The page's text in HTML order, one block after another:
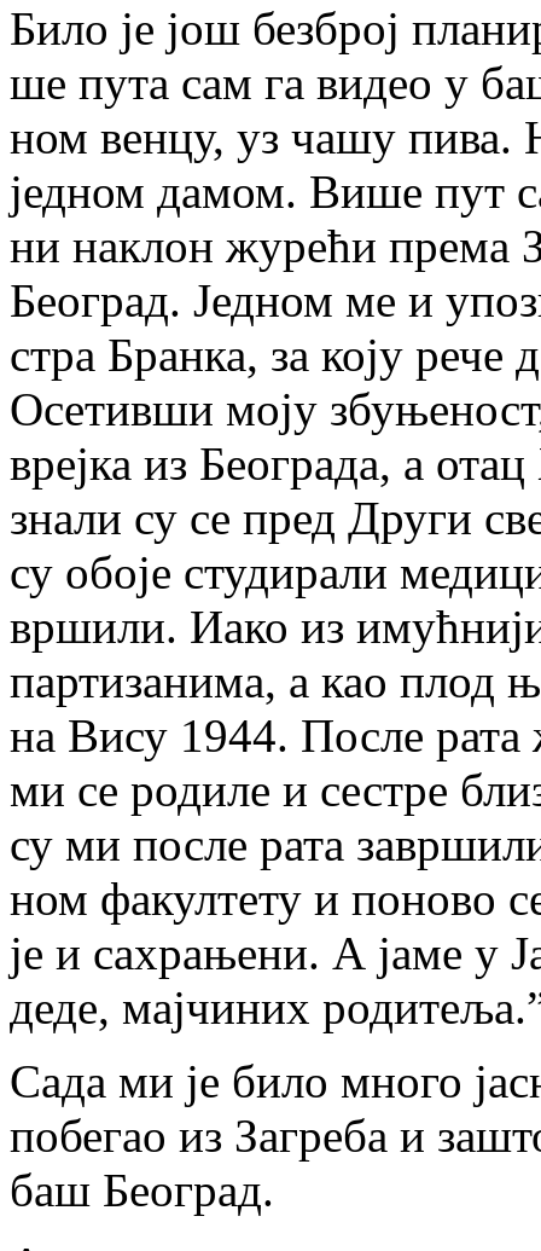
Би­ло је још без­број
ше пу­та сам га ви­део у
ном вен­цу, уз ча­шу пи­ва.
јед­ном да­мом. Ви­ше пут
ни на­клон жу­ре­ћи пре­ма
Бе­о­град. Јед­ном ме и
стра Бран­ка, за ко­ју ре­че
Осе­тив­ши мо­ју
вреј­ка из Бе­о­гра­да, а
зна­ли су се пред Дру­ги
су обо­је сту­ди­ра­ли
вр­ши­ли. Иако из
пар­ти­за­ни­ма, а као плод
на Ви­су 1944. По­сле
ми се ро­ди­ле и се­стре
су ми по­сле ра­та
ном фа­кул­те­ту и по­но­во
је и са­хра­ње­ни. А ја­ме у
де­де, мај­чи­них
Са­да ми је би­ло мно­го
по­бе­гао из За­гре­ба и
баш Бе­о­град.